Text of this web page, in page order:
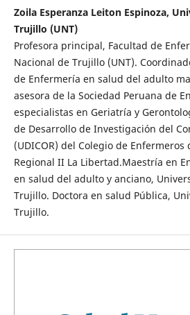
Zoila Esperanza Leiton Espinoza,
Trujillo (UNT)
Profesora principal, Facultad de
Nacional de Trujillo (UNT).
de Enfermería en salud del adulto
asesora de la Sociedad Peruana de
especialistas en Geriatría y
de Desarrollo de Investigación del
(UDICOR) del Colegio de Enfermeros
Regional II La Libertad.Maestría en
en salud del adulto y anciano,
Trujillo. Doctora en salud Pública,
Trujillo.